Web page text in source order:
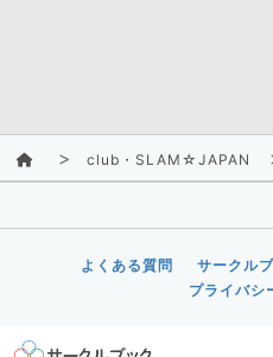
club・SLAM☆JAPAN
よくある質問 サークル
プライバシ